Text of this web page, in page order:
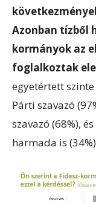
Azonban tízből
kormányok az
foglalkoztak
egyetértett
Párti szavazó
szavazó (68%),
harmada is